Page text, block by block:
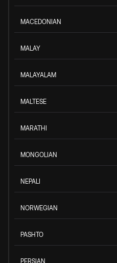
MACEDONIAN
MALAY
MALAYALAM
MALTESE
MARATHI
MONGOLIAN
NEPALI
NORWEGIAN
PASHTO
PERSIAN